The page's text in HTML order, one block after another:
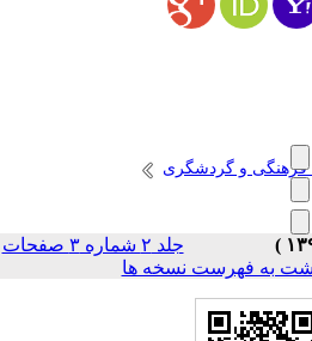
و گردشگری
جلد ۲ شماره ۳ صفحات
به فهرست نسخه ها